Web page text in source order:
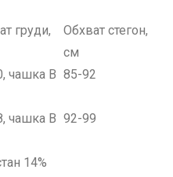
груди,
Обхват стегон,
см
чашка В 85-92
чашка В 92-99
14%